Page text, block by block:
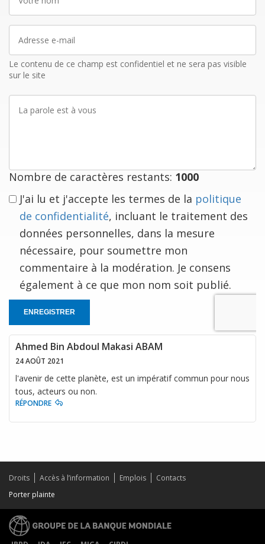
nom
mail
Le contenu de ce champ est confidentiel et ne sera pas visible
sur le site
parole
Nombre de caractères restants: 1000
J'ai lu et j'accepte les termes de la politique
de confidentialité, incluant le traitement des
données personnelles, dans la mesure
nécessaire, pour soumettre mon
commentaire à la modération. Je consens
également à ce que mon nom soit publié.
ENREGISTRER
Ahmed Bin Abdoul Makasi ABAM
24 AOÛT 2021
l'avenir de cette planète, est un impératif commun pour nous
tous, acteurs ou non.
RÉPONDRE
Droits Accès à l’information Emplois
Contacts
Porter plainte